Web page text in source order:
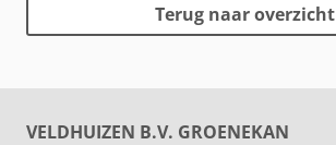
Terug naar overzicht
VELDHUIZEN B.V. GROENEKAN